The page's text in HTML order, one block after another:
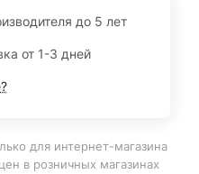
до 5 лет
от 1-3 дней
для интернет-магазина
в розничных магазинах